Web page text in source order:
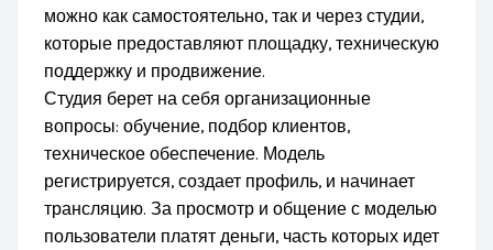
можно как самостоятельно, так и через студии,
которые предоставляют площадку, техническую
поддержку и продвижение.
Студия берет на себя организационные
вопросы: обучение, подбор клиентов,
техническое обеспечение. Модель
регистрируется, создает профиль, и начинает
трансляцию. За просмотр и общение с моделью
пользователи платят деньги, часть которых идет